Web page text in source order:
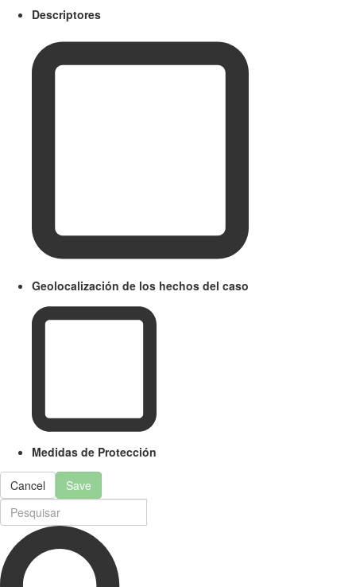
Descriptores
Geolocalización de los hechos del caso
Medidas de Protección
Cancel Save